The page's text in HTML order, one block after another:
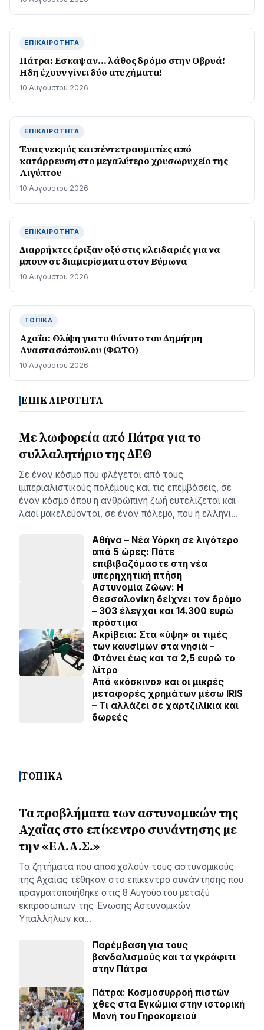
ΕΠΙΚΑΙΡΌΤΗΤΑ
Πάτρα: Εσκαψαν… λάθος δρόμο στην Οβρυά!
Ηδη έχουν γίνει δύο ατυχήματα!
10 Αυγούστου 2026
ΕΠΙΚΑΙΡΌΤΗΤΑ
Ένας νεκρός και πέντε τραυματίες από
κατάρρευση στο μεγαλύτερο χρυσωρυχείο της
Αιγύπτου
10 Αυγούστου 2026
ΕΠΙΚΑΙΡΌΤΗΤΑ
Διαρρήκτες έριξαν οξύ στις κλειδαριές για να
μπουν σε διαμερίσματα στον Βύρωνα
10 Αυγούστου 2026
ΤΟΠΙΚΆ
Αχαΐα: Θλίψη για το θάνατο του Δημήτρη
Αναστασόπουλου (ΦΩΤΟ)
10 Αυγούστου 2026
ΕΠΙΚΑΙΡΟΤΗΤΑ
Με λωφορεία από Πάτρα για το
συλλαλητήριο της ΔΕΘ
Σε έναν κόσμο που φλέγεται από τους
ιμπεριαλιστικούς πολέμους και τις επεμβάσεις, σε
έναν κόσμο όπου η ανθρώπινη ζωή ευτελίζεται και
λαοί μακελεύονται, σε έναν πόλεμο, που η ελληνι…
Αθήνα – Νέα Υόρκη σε λιγότερο
από 5 ώρες: Πότε
επιβιβαζόμαστε στη νέα
υπερηχητική πτήση
Αστυνομία Ζώων: Η
Θεσσαλονίκη δείχνει τον δρόμο
– 303 έλεγχοι και 14.300 ευρώ
πρόστιμα
Ακρίβεια: Στα «ύψη» οι τιμές
των καυσίμων στα νησιά –
Φτάνει έως και τα 2,5 ευρώ το
λίτρο
Από «κόσκινο» και οι μικρές
μεταφορές χρημάτων μέσω IRIS
– Τι αλλάζει σε χαρτζιλίκια και
δωρεές
ΤΟΠΙΚΑ
Τα προβλήματα των αστυνομικών της
Αχαΐας στο επίκεντρο συνάντησης με
την «ΕΛ.Α.Σ.»
Τα ζητήματα που απασχολούν τους αστυνομικούς
της Αχαΐας τέθηκαν στο επίκεντρο συνάντησης που
πραγματοποιήθηκε στις 8 Αυγούστου μεταξύ
εκπροσώπων της Ένωσης Αστυνομικών
Υπαλλήλων κα…
Παρέμβαση για τους
βανδαλισμούς και τα γκράφιτι
στην Πάτρα
Πάτρα: Κοσµοσυρροή πιστών
χθες στα Εγκώµια στην ιστορική
Μονή του Γηροκοµειού